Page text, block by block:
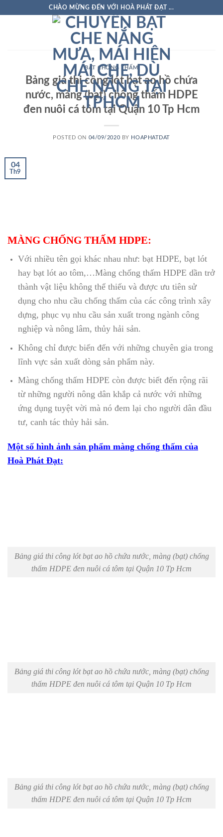
CHÀO MỪNG ĐẾN VỚI HOÀ PHÁT ĐẠT ...
BẠT CHỐNG THẤM
Bảng giá thi công lót bạt ao hồ chứa
nước, màng (bạt) chống thấm HDPE
đen nuôi cá tôm tại Quận 10 Tp Hcm
POSTED ON 04/09/2020 BY HOAPHATDAT
04
Th9
MÀNG CHỐNG THẤM HDPE:
Với nhiều tên gọi khác nhau như: bạt HDPE, bạt lót
hay bạt lót ao tôm,…Màng chống thấm HDPE dần trở
thành vật liệu không thể thiếu và được ưu tiên sử
dụng cho nhu cầu chống thấm của các công trình xây
dựng, phục vụ nhu cầu sản xuất trong ngành công
nghiệp và nông lâm, thủy hải sản.
Không chỉ được biến đến với những chuyên gia trong
lĩnh vực sản xuất dòng sản phẩm này.
Màng chống thấm HDPE còn được biết đến rộng rãi
từ những người nông dân khắp cả nước với những
ứng dụng tuyệt vời mà nó đem lại cho người dân đầu
tư, canh tác thủy hải sản.
Một số hình ảnh sản phẩm màng chống thấm của
Hoà Phát Đạt:
Bảng giá thi công lót bạt ao hồ chứa nước, màng (bạt) chống
thấm HDPE đen nuôi cá tôm tại Quận 10 Tp Hcm
Bảng giá thi công lót bạt ao hồ chứa nước, màng (bạt) chống
thấm HDPE đen nuôi cá tôm tại Quận 10 Tp Hcm
Bảng giá thi công lót bạt ao hồ chứa nước, màng (bạt) chống
thấm HDPE đen nuôi cá tôm tại Quận 10 Tp Hcm